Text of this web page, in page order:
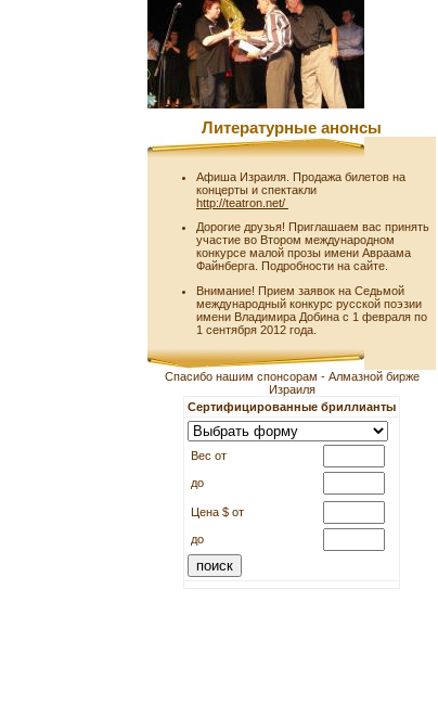
Литературные анонсы
Афиша Израиля. Продажа билетов на
концерты и спектакли
http://teatron.net/
Дорогие друзья! Приглашаем вас принять
участие во Втором международном
конкурсе малой прозы имени Авраама
Файнберга. Подробности на сайте.
Внимание! Прием заявок на Седьмой
международный конкурс русской поэзии
имени Владимира Добина с 1 февраля по
1 сентября 2012 года.
Спасибо нашим спонсорам - Алмазной бирже
Израиля
Сертифицированные бриллианты
Вес от
до
Цена $ от
до